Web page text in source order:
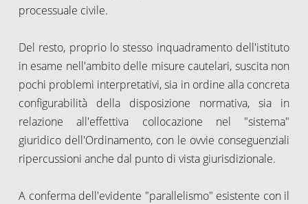
processuale civile.
Del resto, proprio lo stesso inquadramento dell'istituto
in esame nell'ambito delle misure cautelari, suscita non
pochi problemi interpretativi, sia in ordine alla concreta
configurabilità della disposizione normativa, sia in
relazione all'effettiva collocazione nel "sistema"
giuridico dell'Ordinamento, con le ovvie conseguenziali
ripercussioni anche dal punto di vista giurisdizionale.
A conferma dell'evidente "parallelismo" esistente con il